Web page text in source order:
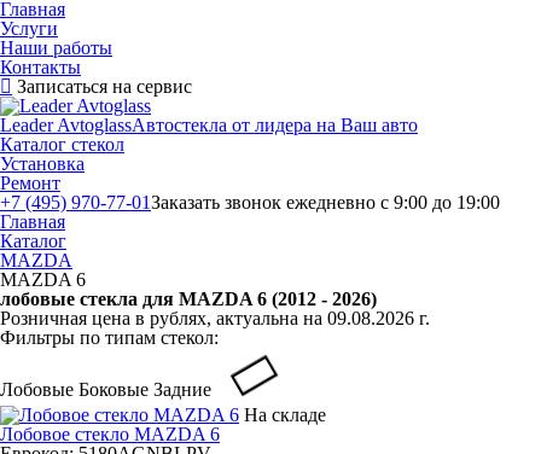
Главная
Услуги
Наши работы
Контакты
Записаться на сервис
Leader AvtoglassАвтостекла от лидера на Ваш авто
Каталог стекол
Установка
Ремонт
+7 (495) 970-77-01Заказать звонок ежедневно с 9:00 до 19:00
Главная
Каталог
MAZDA
MAZDA 6
лобовые стекла для MAZDA 6 (2012 - 2026)
Розничная цена в рублях, актуальна на 09.08.2026 г.
Фильтры по типам стекол:
Лобовые Боковые Задние
На складе
Лобовое стекло MAZDA 6